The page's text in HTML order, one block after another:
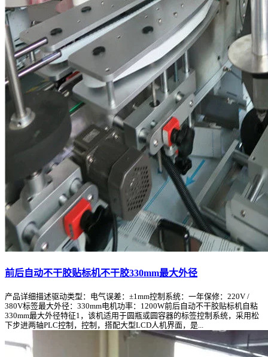
前后自动不干胶贴标机不干胶330mm最大外径
产品详细描述驱动类型：电气误差：±1mm控制系统：一年保修：220V /
380V标签最大外径：330mm电机功率：1200W前后自动不干胶贴标机自粘
330mm最大外径特征1，该机适用于圆瓶或圆容器的标签控制系统，采用松
下步进两轴PLC控制，控制，搭配大型LCD人机界面，是...